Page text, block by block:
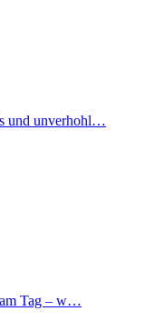
und unverhohl…
am Tag – w…